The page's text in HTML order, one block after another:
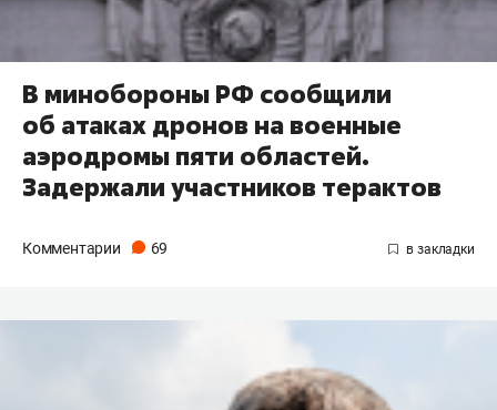
В минобороны РФ сообщили
об атаках дронов на военные
аэродромы пяти областей.
Задержали участников терактов
Комментарии 69